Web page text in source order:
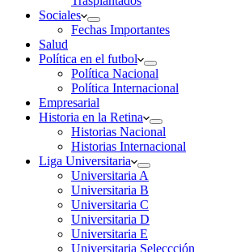
Sociales
Fechas Importantes
Salud
Política en el futbol
Política Nacional
Política Internacional
Empresarial
Historia en la Retina
Historias Nacional
Historias Internacional
Liga Universitaria
Universitaria A
Universitaria B
Universitaria C
Universitaria D
Universitaria E
Universitaria Seleccción